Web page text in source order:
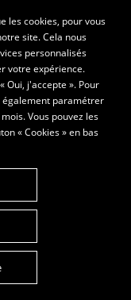
les cookies, pour vous
site. Cela nous
personnalisés
votre expérience.
Oui, j'accepte ». Pour
également paramétrer
Vous pouvez les
« Cookies » en bas